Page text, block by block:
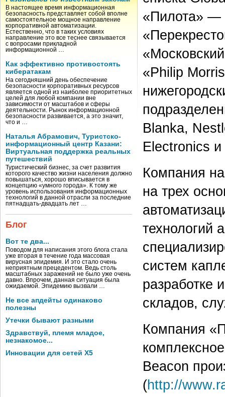
В настоящее время информационная
безопасность представляет собой вполне
самостоятельное мощное направление
корпоративной автоматизации.
Естественно, что в таких условиях
направление это все теснее связывается
с вопросами прикладной
информационной …
Как эффективно противостоять
кибератакам
На сегодняшний день обеспечение
безопасности корпоративных ресурсов
является одной из наиболее приоритетных
целей для любой компании вне
зависимости от масштабов и сферы
деятельности. Рынок информационной
безопасности развивается, а это значит,
что и …
Наталья Абрамович, Туристско-
информационный центр Казани:
Виртуальная поддержка реальных
путешествий
Туристический бизнес, за счет развития
которого качество жизни населения должно
повышаться, хорошо вписывается в
концепцию «умного города». К тому же
уровень использования информационных
технологий в данной отрасли за последние
пятнадцать-двадцать лет …
Блог
Вот те два...
Поводом для написания этого блога стала
уже вторая в течение года массовая
вирусная эпидемия. И это стало очень
неприятным прецедентом. Ведь столь
масштабных заражений не было уже очень
давно. Впрочем, данная ситуация была
ожидаемой. Эпидемию вызвали …
Не все апдейты одинаково
полезны
Утечки бывают разными
Здравствуй, племя младое,
незнакомое...
Инновации для сетей X5
«Пилота» —
«Philip
Blanka,
Electronics
Компания
на трех
технологий
систем
разработке
складов,
Компания
Beacon
(http://